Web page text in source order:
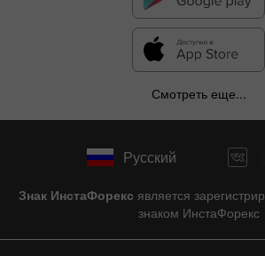
Смотреть еще...
Русский
Знак ИнстаФорекс является
знаком ИнстаФорекс